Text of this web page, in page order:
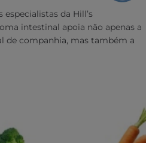
da Hill’s
intestinal apoia não apenas a
de companhia, mas também a